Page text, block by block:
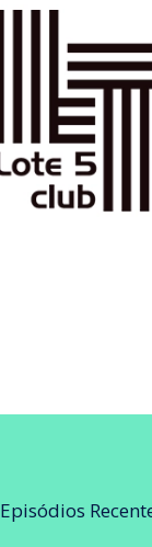
Episódios